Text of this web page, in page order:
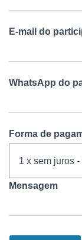
E-mail do
WhatsApp do
Forma de
1 x sem juros
Mensagem